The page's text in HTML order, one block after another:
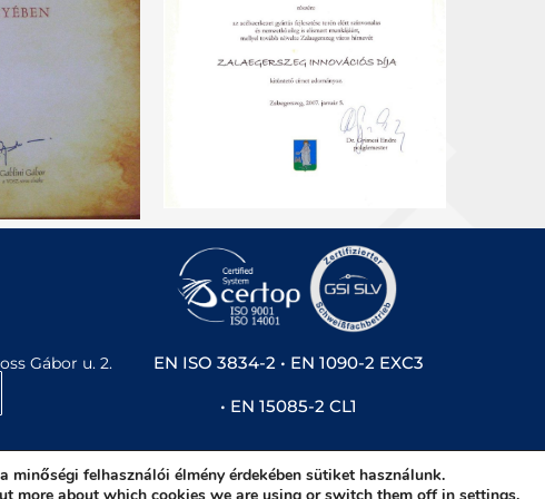
Gábor u. 2.
EN ISO 3834-2 • EN 1090-2 EXC3
• EN 15085-2 CL1
és Acélszerkezetgyártó Kft. • 2023 • Minden jog fenntartva!
minőségi felhasználói élmény érdekében sütiket használunk.